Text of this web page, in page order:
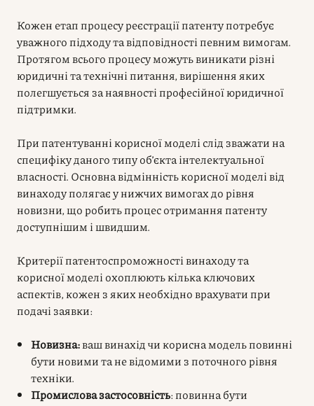
Кожен етап процесу реєстрації патенту потребує
уважного підходу та відповідності певним вимогам.
Протягом всього процесу можуть виникати різні
юридичні та технічні питання, вирішення яких
полегшується за наявності професійної юридичної
підтримки.
При патентуванні корисної моделі слід зважати на
специфіку даного типу об’єкта інтелектуальної
власності. Основна відмінність корисної моделі від
винаходу полягає у нижчих вимогах до рівня
новизни, що робить процес отримання патенту
доступнішим і швидшим.
Критерії патентоспроможності винаходу та
корисної моделі охоплюють кілька ключових
аспектів, кожен з яких необхідно врахувати при
подачі заявки:
Новизна:ваш винахід чи корисна модель повинні
бути новими та не відомими з поточного рівня
техніки.
Промислова застосовність: повинна бути